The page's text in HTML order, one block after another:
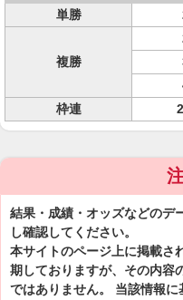
単勝
複勝
枠連
結果・成績・オッズなどのデ
し確認してください。
本サイトのページ上に掲載さ
期しておりますが、その内容
ではありません。 当該情報